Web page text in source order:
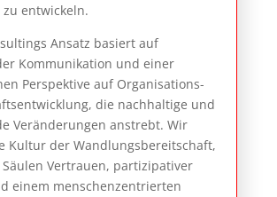
entwickeln.
Ansatz basiert auf
Kommunikation und einer
Perspektive auf Organisations-
die nachhaltige und
Veränderungen anstrebt. Wir
Kultur der Wandlungsbereitschaft,
Vertrauen, partizipativer
einem menschenzentrierten